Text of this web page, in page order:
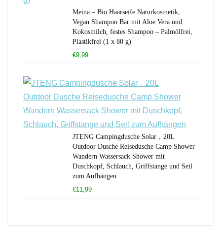
Meina – Bio Haarseife Naturkosmetik,
Vegan Shampoo Bar mit Aloe Vera und
Kokosmilch, festes Shampoo – Palmölfrei,
Plastikfrei (1 x 80 g)
€9,99
JTENG Campingdusche Solar，20L
Outdoor Dusche Reisedusche Camp Shower
Wandern Wassersack Shower mit
Duschkopf, Schlauch, Griffstange und Seil
zum Aufhängen
€11,99